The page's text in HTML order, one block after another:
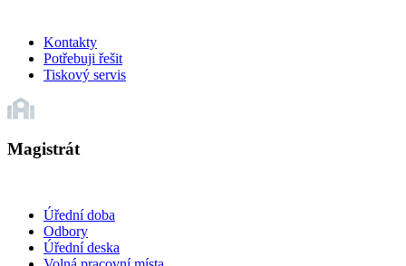
Kontakty
Potřebuji řešit
Tiskový servis
Magistrát
Úřední doba
Odbory
Úřední deska